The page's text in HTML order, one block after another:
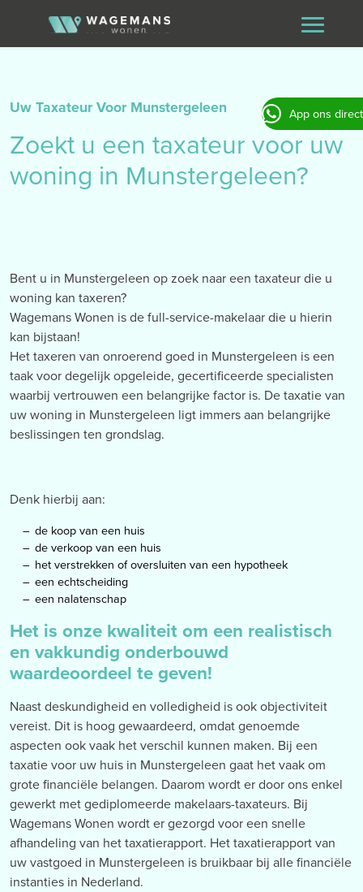
App ons direct
Uw Taxateur Voor Munstergeleen
Zoekt u een taxateur voor uw
woning in Munstergeleen?
Bent u in Munstergeleen op zoek naar een taxateur die u
woning kan taxeren?
Wagemans Wonen is de full-service-makelaar die u hierin
kan bijstaan!
Het taxeren van onroerend goed in Munstergeleen is een
taak voor degelijk opgeleide, gecertificeerde specialisten
waarbij vertrouwen een belangrijke factor is. De taxatie van
uw woning in Munstergeleen ligt immers aan belangrijke
beslissingen ten grondslag.
Denk hierbij aan:
de koop van een huis
de verkoop van een huis
het verstrekken of oversluiten van een hypotheek
een echtscheiding
een nalatenschap
Het is onze kwaliteit om een realistisch
en vakkundig onderbouwd
waardeoordeel te geven!
Naast deskundigheid en volledigheid is ook objectiviteit
vereist. Dit is hoog gewaardeerd, omdat genoemde
aspecten ook vaak het verschil kunnen maken. Bij een
taxatie voor uw huis in Munstergeleen gaat het vaak om
grote financiële belangen. Daarom wordt er door ons enkel
gewerkt met gediplomeerde makelaars-taxateurs. Bij
Wagemans Wonen wordt er gezorgd voor een snelle
afhandeling van het taxatierapport. Het taxatierapport van
uw vastgoed in Munstergeleen is bruikbaar bij alle financiële
instanties in Nederland.